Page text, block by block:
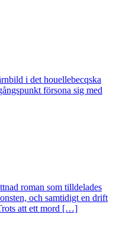
i det houellebecqska
försona sig med
roman som tilldelades
och samtidigt en drift
att ett mord […]